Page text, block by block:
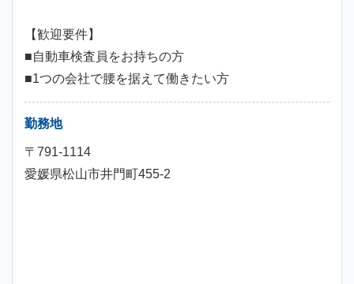
【歓迎要件】
■自動車検査員をお持ちの方
■1つの会社で腰を据えて働きたい方
勤務地
〒791-1114
愛媛県松山市井門町455-2